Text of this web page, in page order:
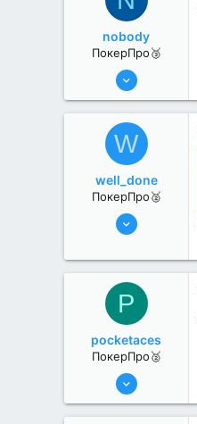
nobody
ПокерПро🥉
17 Авг 2022
1
W
well_done
ПокерПро🥈
6 Июн 2022
0
P
pocketaces
ПокерПро🥈
6 Июн 2022